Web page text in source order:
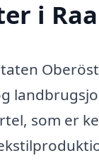
i
som er